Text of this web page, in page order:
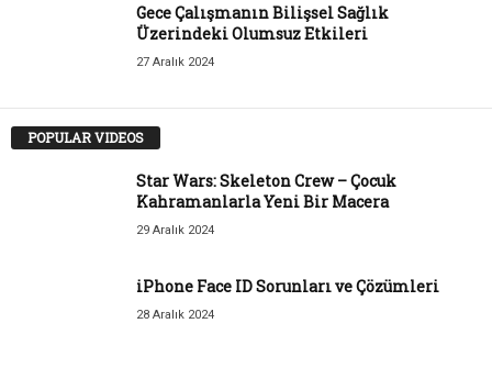
Gece Çalışmanın Bilişsel Sağlık
Üzerindeki Olumsuz Etkileri
27 Aralık 2024
POPULAR VIDEOS
Star Wars: Skeleton Crew – Çocuk
Kahramanlarla Yeni Bir Macera
29 Aralık 2024
iPhone Face ID Sorunları ve Çözümleri
28 Aralık 2024